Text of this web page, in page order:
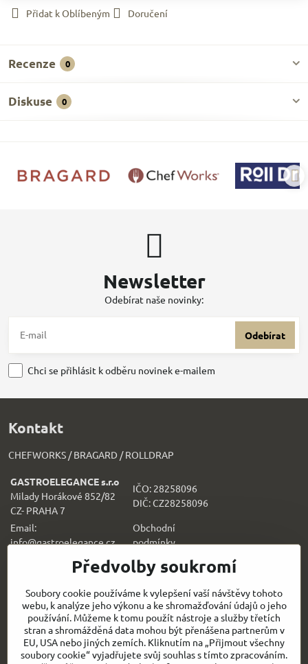
Přidat k Oblíbeným Doručení
Recenze 0
Diskuse 0
Newsletter
Odebírat naše novinky:
Odebírat
Chci se přihlásit k odběru novinek e-mailem
Kontakt
CHEFWORKS / BRAGARD / ROLLDRAP
GASTROELEGANCE s.r.o
Milady Horákové 852/82
CZ- PRAHA 7
IČO: 28258096
DIČ: CZ28258096
Email:
info@gastroelegance.cz
Obchodní
podmínky
Všechno k nákupu
Sledujte naše novinky i na sítích:
Facebook Instagram
Předvolby soukromí
Soubory cookie používáme k vylepšení vaší návštěvy tohoto
webu, k analýze jeho výkonu a ke shromažďování údajů o jeho
používání. Můžeme k tomu použít nástroje a služby třetích
stran a shromážděná data mohou být přenášena partnerům v
EU, USA nebo jiných zemích. Kliknutím na „Přijmout všechny
soubory cookie“ vyjadřujete svůj souhlas s tímto zpracováním.